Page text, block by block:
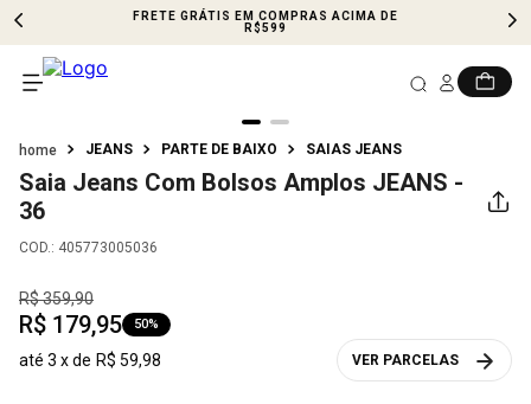
FRETE GRÁTIS EM COMPRAS ACIMA DE
R$599
JEANS PARTE DE BAIXO SAIAS JEANS
Saia Jeans Com Bolsos Amplos JEANS -
36
COD.: 405773005036
R$359,90
R$ 179,95 50%
até 3 x de R$ 59,98 VER PARCELAS